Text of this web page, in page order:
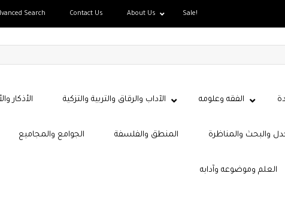
Search Contact Us About Us Sale!
الفقه وعلومه الآداب والرقاق والتربية والتزكية الأذكار
الجوامع والمجاميع المنطق والفلسفة والبحث والمناظرة
العلم وموضوعه وآدابه